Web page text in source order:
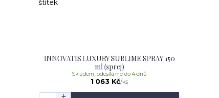
INNOVATIS LUXURY SUBLIME SPRAY 150
ml (sprej)
1 063 Kč/ks
Skladem, odesíláme do 4 dnů